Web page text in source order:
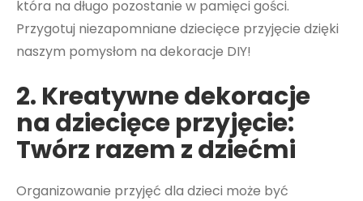
która na długo pozostanie w pamięci gości.
Przygotuj niezapomniane dziecięce przyjęcie dzięki
naszym pomysłom na dekoracje DIY!
2. Kreatywne dekoracje
na dziecięce przyjęcie:
Twórz razem z dziećmi
Organizowanie przyjęć dla dzieci może być